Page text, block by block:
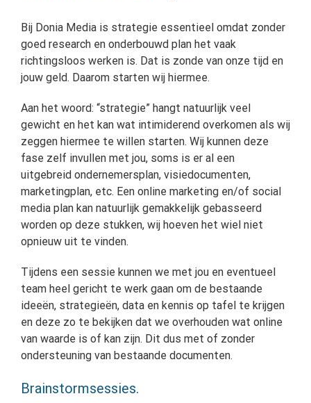
Bij Donia Media is strategie essentieel omdat zonder
goed research en onderbouwd plan het vaak
richtingsloos werken is. Dat is zonde van onze tijd en
jouw geld. Daarom starten wij hiermee.
Aan het woord: “strategie” hangt natuurlijk veel
gewicht en het kan wat intimiderend overkomen als wij
zeggen hiermee te willen starten. Wij kunnen deze
fase zelf invullen met jou, soms is er al een
uitgebreid ondernemersplan, visiedocumenten,
marketingplan, etc. Een online marketing en/of social
media plan kan natuurlijk gemakkelijk gebasseerd
worden op deze stukken, wij hoeven het wiel niet
opnieuw uit te vinden.
Tijdens een sessie kunnen we met jou en eventueel
team heel gericht te werk gaan om de bestaande
ideeën, strategieën, data en kennis op tafel te krijgen
en deze zo te bekijken dat we overhouden wat online
van waarde is of kan zijn. Dit dus met of zonder
ondersteuning van bestaande documenten.
Brainstormsessies.